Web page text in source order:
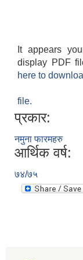
It appears
display PDF
here to
file.
प्रकार:
नमुना फारमहरु
आर्थिक वर्ष:
७४/७५